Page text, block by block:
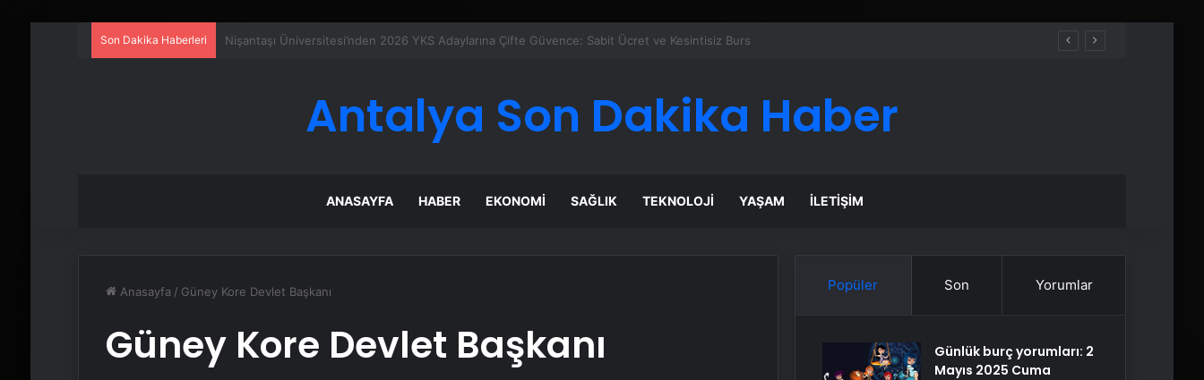
Son Dakika Haberleri Petmona : Kedi Maması ve Köpek Maması İle Tüm Evcil Hayvan Ürünleri
Antalya Son Dakika Haber
ANASAYFA HABER EKONOMI SAĞLIK TEKNOLOJI YAŞAM İLETIŞIM
Anasayfa / Güney Kore Devlet Başkanı
Güney Kore Devlet Başkanı
Popüler Son Yorumlar
Günlük burç yorumları: 2
Mayıs 2025 Cuma